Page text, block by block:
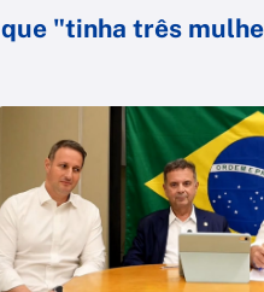
"tinha três